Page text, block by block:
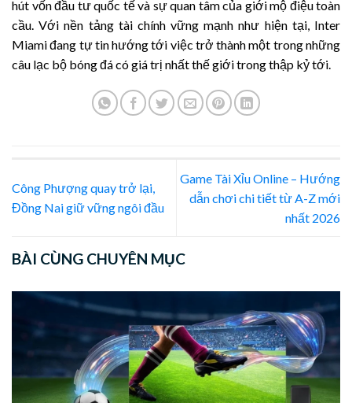
hút vốn đầu tư quốc tế và sự quan tâm của giới mộ điệu toàn
cầu. Với nền tảng tài chính vững mạnh như hiện tại, Inter
Miami đang tự tin hướng tới việc trở thành một trong những
câu lạc bộ bóng đá có giá trị nhất thế giới trong thập kỷ tới.
Công Phượng quay trở lại,
Đồng Nai giữ vững ngôi đầu
Game Tài Xỉu Online – Hướng
dẫn chơi chi tiết từ A-Z mới
nhất 2026
BÀI CÙNG CHUYÊN MỤC